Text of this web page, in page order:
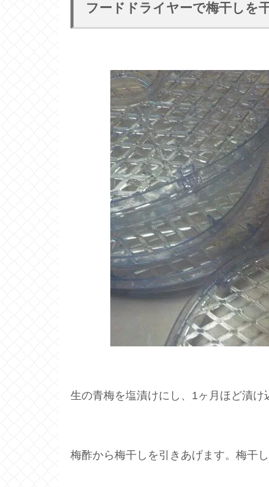
フードドライヤーで梅干しを
生の青梅を塩漬けにし、1ヶ月ほど漬け
梅酢から梅干しを引きあげます。梅干